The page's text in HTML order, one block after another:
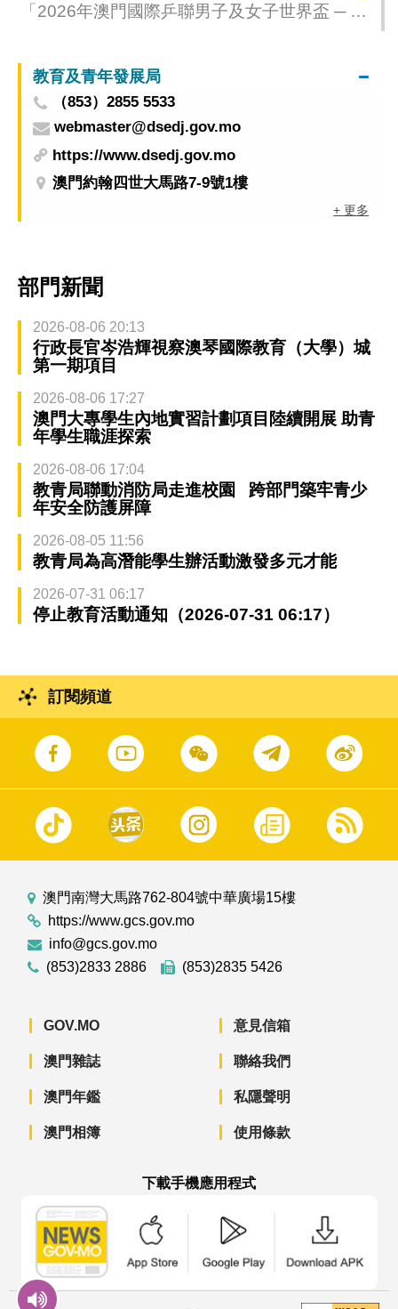
「2026年澳門國際乒聯男子及女子世界盃 ─ 由
教育及青年發展局
（853）2855 5533
webmaster@dsedj.gov.mo
https://www.dsedj.gov.mo
澳門約翰四世大馬路7-9號1樓
+ 更多
部門新聞
2026-08-06 20:13
行政長官岑浩輝視察澳琴國際教育（大學）城
第一期項目
2026-08-06 17:27
澳門大專學生內地實習計劃項目陸續開展 助青
年學生職涯探索
2026-08-06 17:04
教青局聯動消防局走進校園 跨部門築牢青少
年安全防護屏障
2026-08-05 11:56
教青局為高潛能學生辦活動激發多元才能
2026-07-31 06:17
停止教育活動通知（2026-07-31 06:17）
訂閱頻道
澳門南灣大馬路762-804號中華廣場15樓
https://www.gcs.gov.mo
info@gcs.gov.mo
(853)2833 2886
(853)2835 5426
GOV.MO
澳門雜誌
澳門年鑑
澳門相簿
意見信箱
聯絡我們
私隱聲明
使用條款
下載手機應用程式